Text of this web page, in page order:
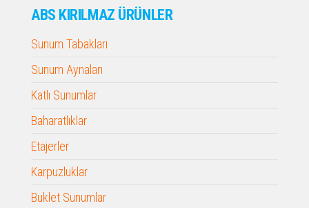
ABS KIRILMAZ ÜRÜNLER
Sunum Tabakları
Sunum Aynaları
Katlı Sunumlar
Baharatlıklar
Etajerler
Karpuzluklar
Buklet Sunumlar